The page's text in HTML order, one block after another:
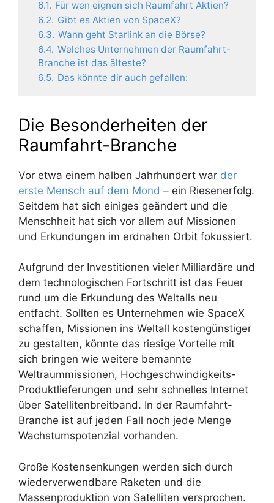
6.1. Für wen eignen sich Raumfahrt Aktien?
6.2. Gibt es Aktien von SpaceX?
6.3. Wann geht Starlink an die Börse?
6.4. Welches Unternehmen der Raumfahrt-
Branche ist das älteste?
6.5. Das könnte dir auch gefallen:
Die Besonderheiten der
Raumfahrt-Branche
Vor etwa einem halben Jahrhundert war der
erste Mensch auf dem Mond – ein Riesenerfolg.
Seitdem hat sich einiges geändert und die
Menschheit hat sich vor allem auf Missionen
und Erkundungen im erdnahen Orbit fokussiert.
Aufgrund der Investitionen vieler Milliardäre und
dem technologischen Fortschritt ist das Feuer
rund um die Erkundung des Weltalls neu
entfacht. Sollten es Unternehmen wie SpaceX
schaffen, Missionen ins Weltall kostengünstiger
zu gestalten, könnte das riesige Vorteile mit
sich bringen wie weitere bemannte
Weltraummissionen, Hochgeschwindigkeits-
Produktlieferungen und sehr schnelles Internet
über Satellitenbreitband. In der Raumfahrt-
Branche ist auf jeden Fall noch jede Menge
Wachstumspotenzial vorhanden.
Große Kostensenkungen werden sich durch
wiederverwendbare Raketen und die
Massenproduktion von Satelliten versprochen.